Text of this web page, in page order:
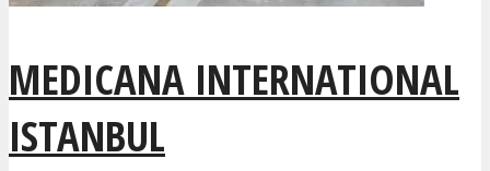
MEDICANA INTERNATIONAL
ISTANBUL